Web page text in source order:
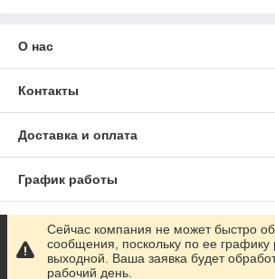
О нас
Контакты
Доставка и оплата
График работы
Полная версия сайта
Сайт создан на маркетплейсе Satu.kz
Сейчас компания не может быстро
сообщения, поскольку по ее графику
выходной. Ваша заявка будет
рабочий день.